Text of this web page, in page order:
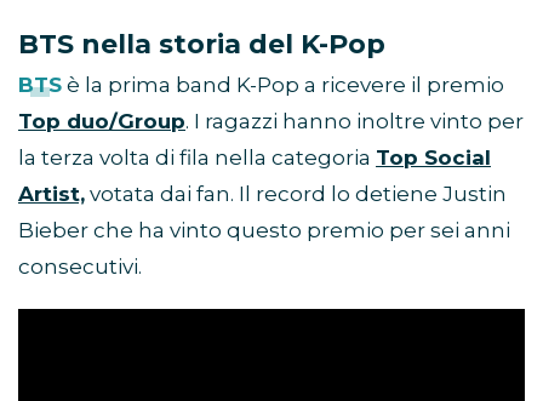
BTS nella storia del K-Pop
BTS è la prima band K-Pop a ricevere il premio
Top duo/Group. I ragazzi hanno inoltre vinto per
la terza volta di fila nella categoria Top Social
Artist, votata dai fan. Il record lo detiene Justin
Bieber che ha vinto questo premio per sei anni
consecutivi.